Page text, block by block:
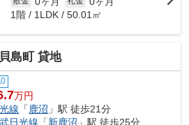
1階 / 1LDK / 50.01㎡
島町 貸地
万円
線 「 鹿沼 」駅 徒歩21分
日光線 「新鹿沼 」駅 徒歩25分